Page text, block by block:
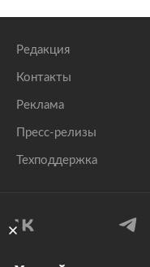
Редакция
Контакты
Реклама
Пресс-релизы
Техподдержка